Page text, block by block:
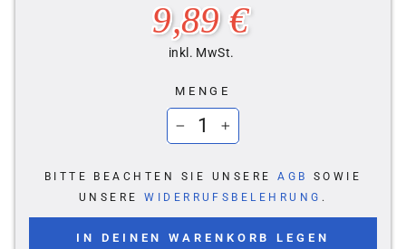
9,89 €
inkl. MwSt.
MENGE
BITTE BEACHTEN SIE UNSEREAGB
SOWIE
UNSEREWIDERRUFSBELEHRUNG .
IN DEINEN WARENKORB LEGEN